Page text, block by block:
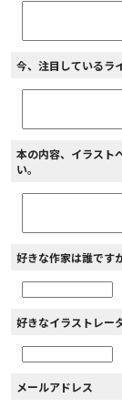
今、注目しているラ
本の内容、イラスト
い。
好きな作家は誰です
好きなイラストレー
メールアドレス